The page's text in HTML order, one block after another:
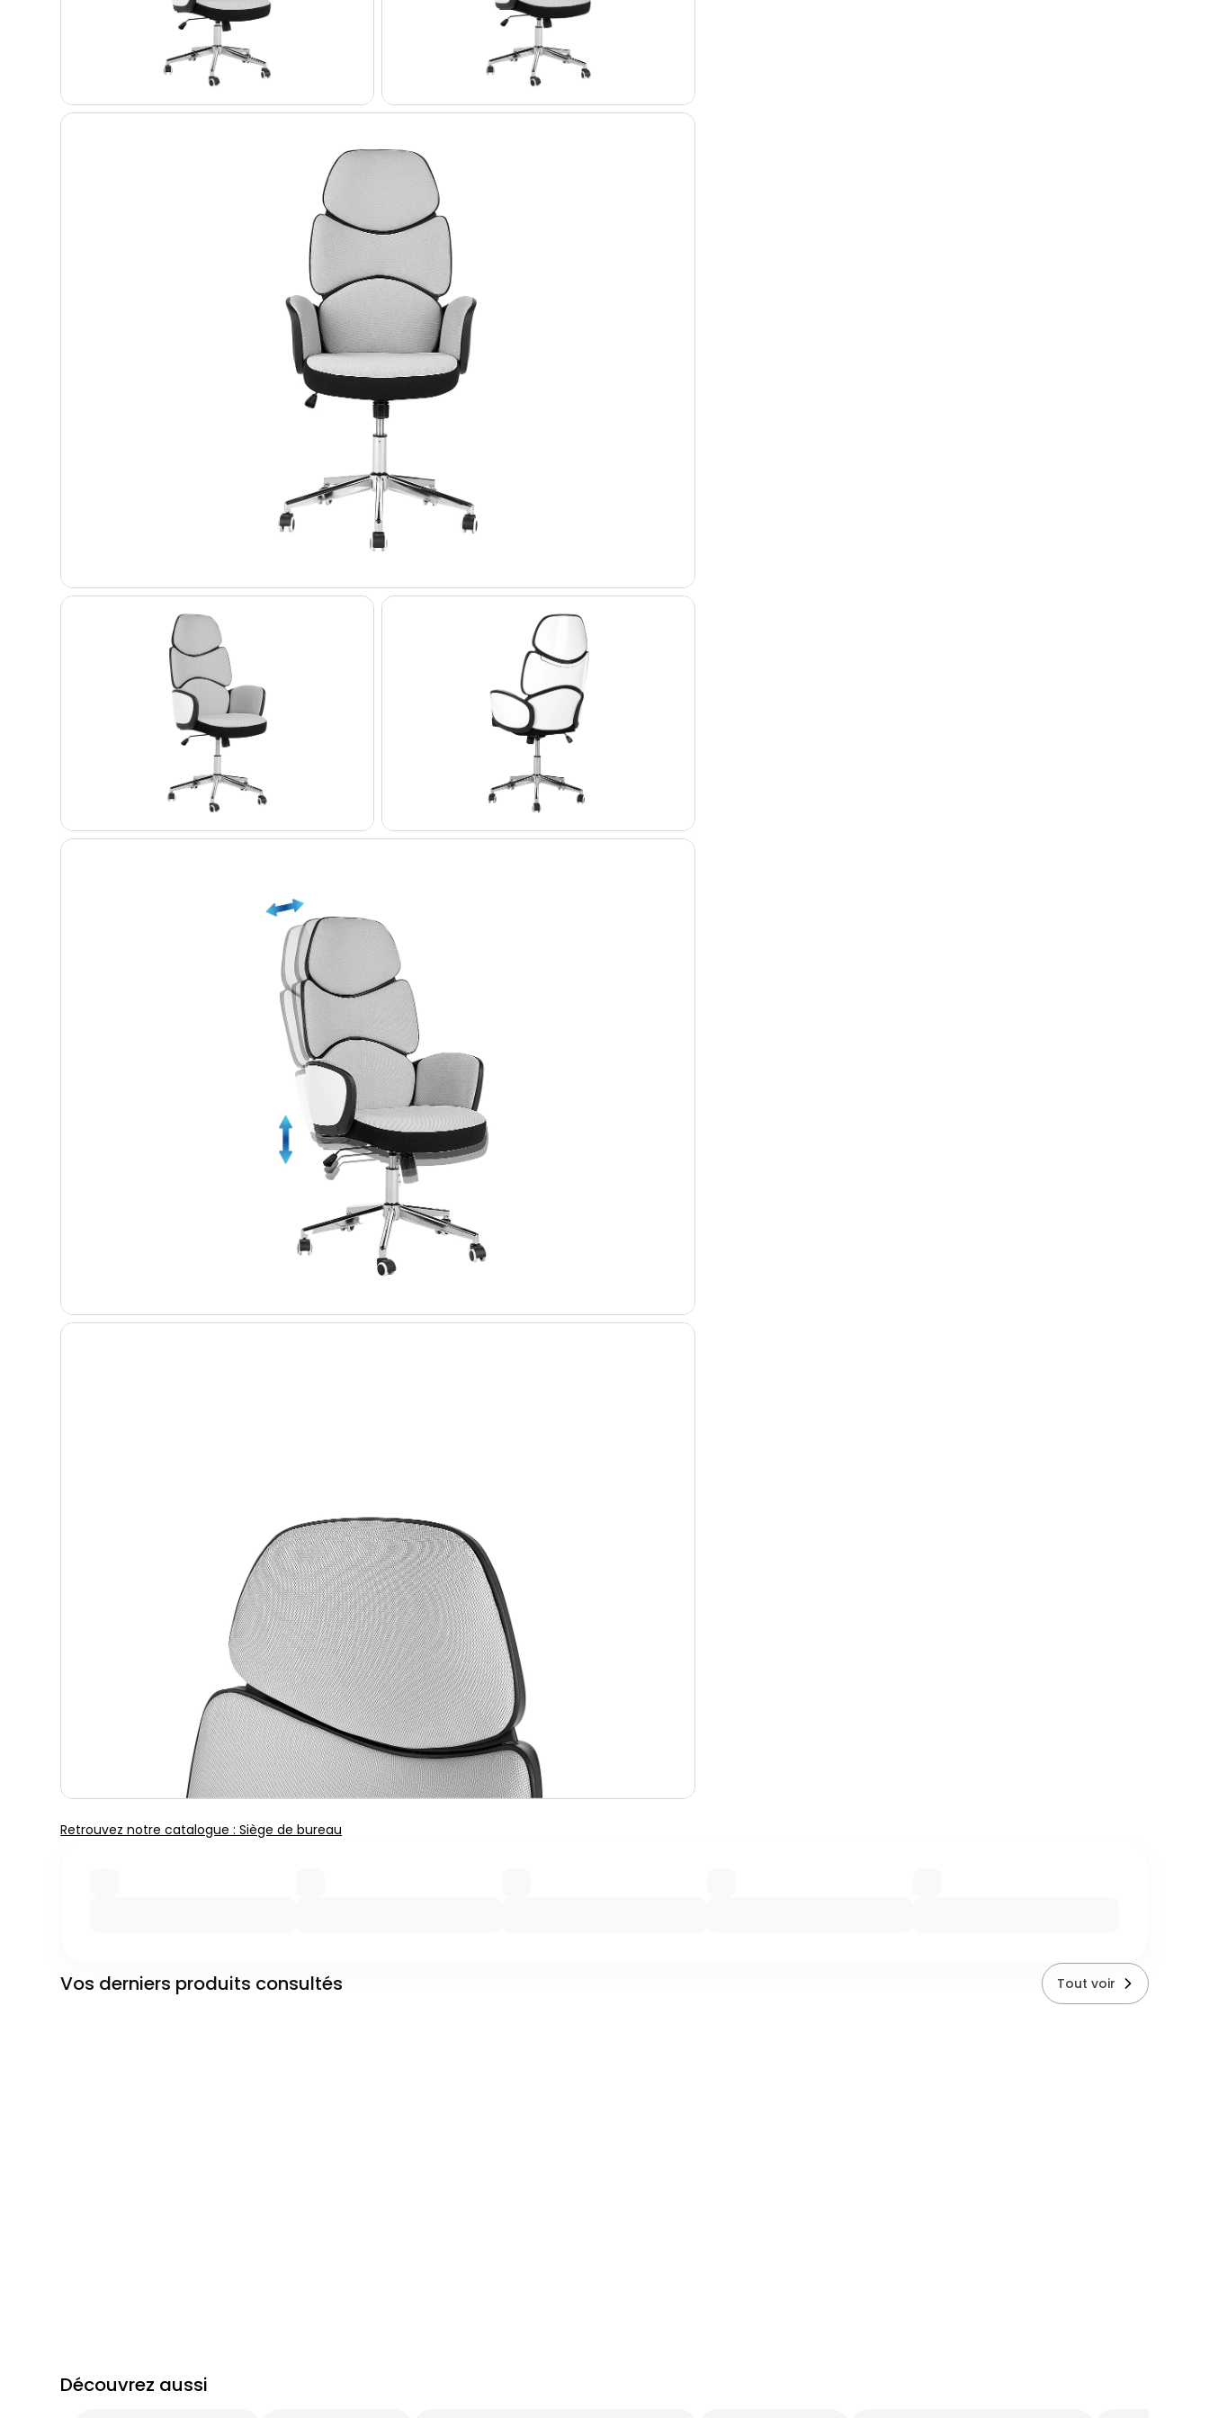
Retrouvez notre catalogue : Siège de bureau
Vos derniers produits consultés Tout voir
Découvrez aussi